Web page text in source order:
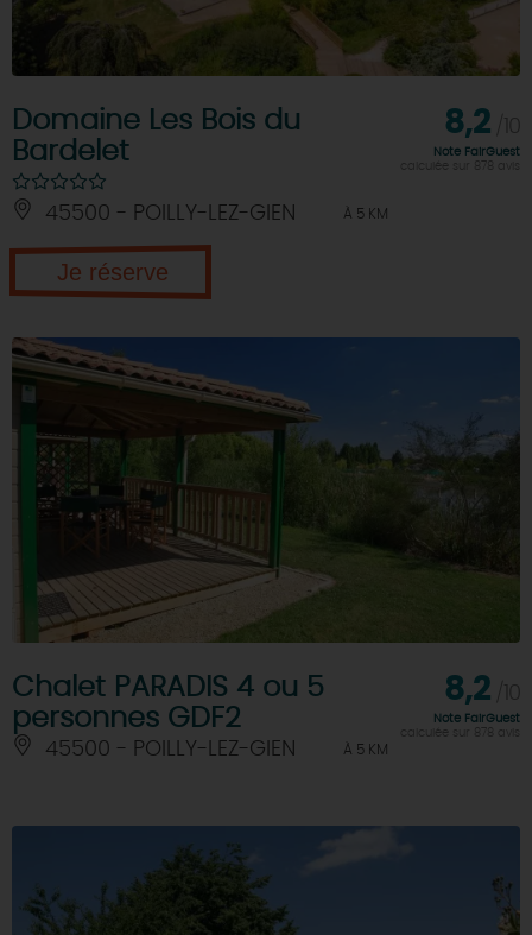
Domaine Les Bois du
Bardelet
45500 - POILLY-LEZ-GIEN À 5 KM
8,2
Note FairGuest
calculée sur 878 avis
Je réserve
Chalet PARADIS 4 ou 5
personnes GDF2
45500 - POILLY-LEZ-GIEN À 5 KM
8,2
Note FairGuest
calculée sur 878 avis